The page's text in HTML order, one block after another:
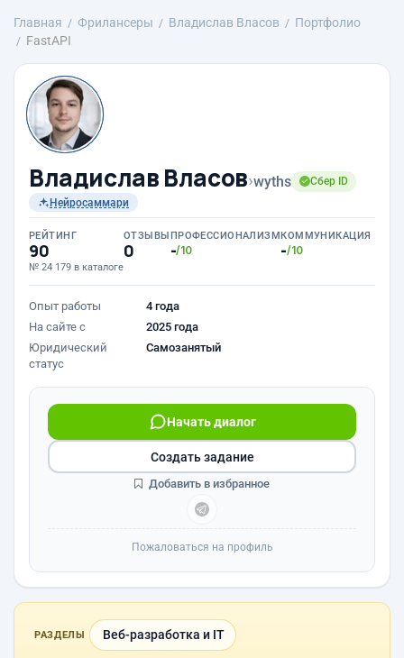
Главная Фрилансеры Владислав Власов
Портфолио
FastAPI
Владислав Власов›wyths
Сбер ID
Нейросаммари
РЕЙТИНГ
90
№ 24 179 в каталоге
ОТЗЫВЫ
0
ПРОФЕССИОНАЛИЗМ
-/10
КОММУНИКАЦИЯ
-/10
Опыт работы
4 года
На сайте с
2025 года
Юридический
статус
Самозанятый
Начать диалог
Создать задание
Добавить в избранное
Пожаловаться на профиль
РАЗДЕЛЫ Веб-разработка и IT